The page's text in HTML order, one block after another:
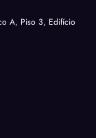
A, Piso 3, Edifício